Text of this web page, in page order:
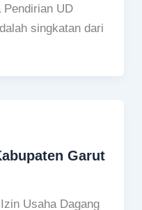
UD
singkatan dari
Garut
Usaha Dagang